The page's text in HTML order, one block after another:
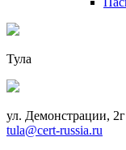
Тула
ул. Демонстрации, 2г
tula@cert-russia.ru